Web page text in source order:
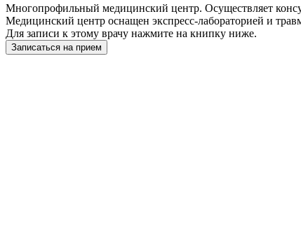
Многопрофильный медицинский центр. Осуществляет
Медицинский центр оснащен экспресс-лабораторией и
Для записи к этому врачу нажмите на книпку ниже.
Записаться на прием